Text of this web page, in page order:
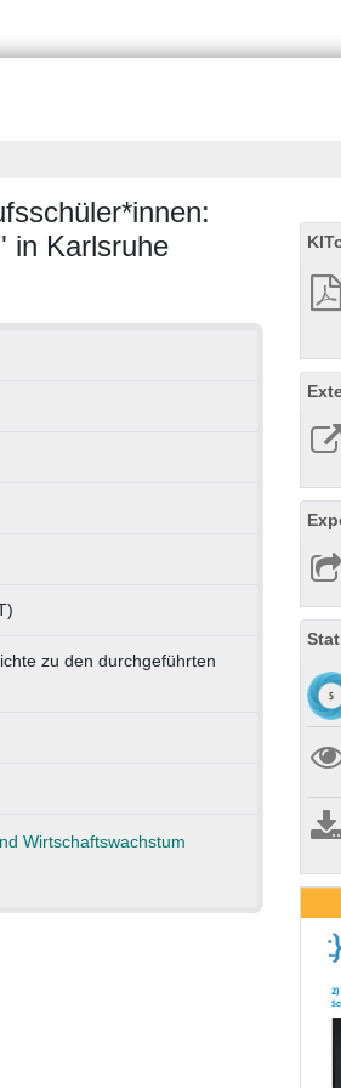
in Karlsruhe
zu den durchgeführten